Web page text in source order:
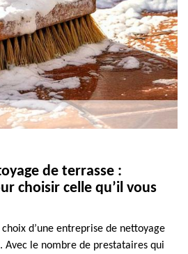
de terrasse :
choisir celle qu’il vous
d’une entreprise de nettoyage
Avec le nombre de prestataires qui